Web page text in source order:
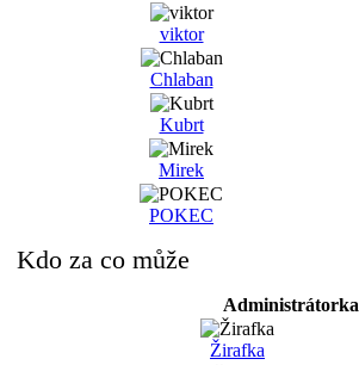
viktor
Chlaban
Kubrt
Mirek
POKEC
Kdo za co může
Administrátorka
Žirafka